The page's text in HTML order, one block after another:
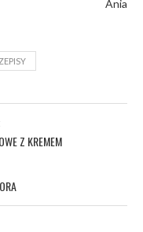
Ania
Z KREMEM